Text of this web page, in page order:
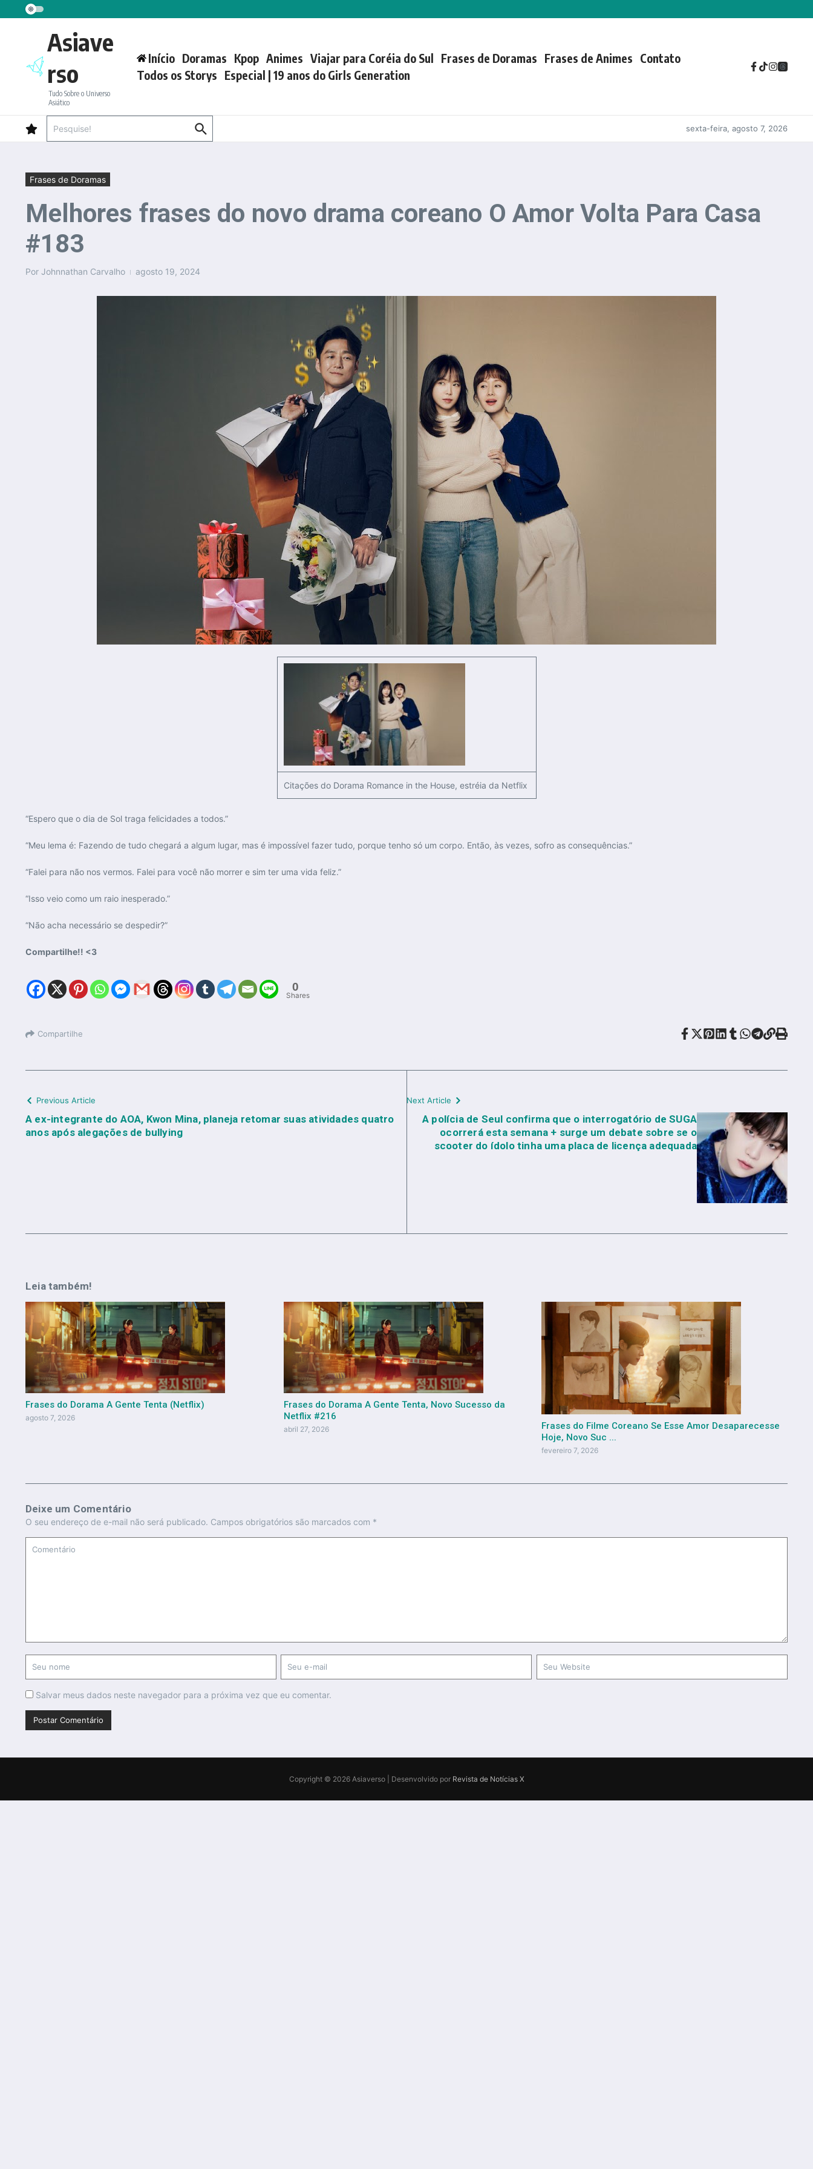
Ir para o conteúdo
Asiave
rso
Tudo Sobre o Universo
Asiático
Início Doramas Kpop Animes Viajar para Coréia do Sul Frases de Doramas Frases de Animes Contato
Todos os Storys Especial | 19 anos do Girls Generation
sexta-feira, agosto 7, 2026
Frases de Doramas
Melhores frases do novo drama coreano O Amor Volta Para Casa
#183
Por Johnnathan Carvalho agosto 19, 2024
Citações do Dorama Romance in the House, estréia da Netflix
“Espero que o dia de Sol traga felicidades a todos.”
“Meu lema é: Fazendo de tudo chegará a algum lugar, mas é impossível fazer tudo, porque tenho só um corpo. Então, às vezes, sofro as consequências.”
“Falei para não nos vermos. Falei para você não morrer e sim ter uma vida feliz.”
“Isso veio como um raio inesperado.”
“Não acha necessário se despedir?”
Compartilhe!! <3
0
Shares
Compartilhe
Previous Article
A ex-integrante do AOA, Kwon Mina, planeja retomar suas atividades quatro
anos após alegações de bullying
Next Article
A polícia de Seul confirma que o interrogatório de SUGA
ocorrerá esta semana + surge um debate sobre se o
scooter do ídolo tinha uma placa de licença adequada
Leia também!
Frases do Dorama A Gente Tenta (Netflix)
agosto 7, 2026
Frases do Dorama A Gente Tenta, Novo Sucesso da
Netflix #216
abril 27, 2026
Frases do Filme Coreano Se Esse Amor Desaparecesse
Hoje, Novo Suc ...
fevereiro 7, 2026
Deixe um Comentário
O seu endereço de e-mail não será publicado. Campos obrigatórios são marcados com *
Salvar meus dados neste navegador para a próxima vez que eu comentar.
Copyright © 2026 Asiaverso | Desenvolvido por Revista de Notícias X